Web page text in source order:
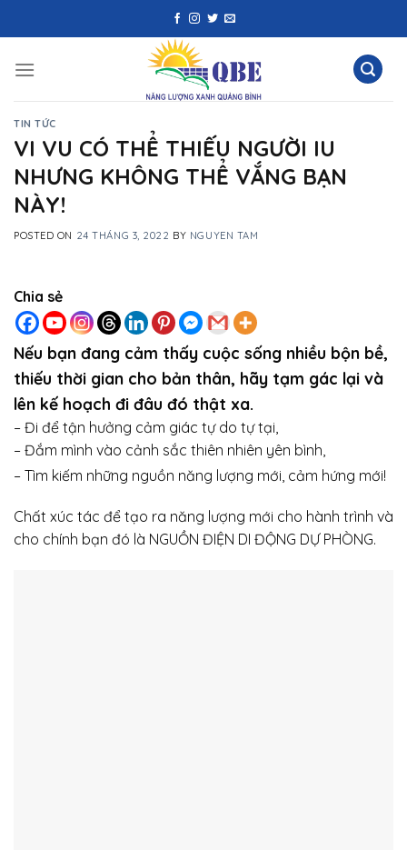
to
TIN TỨC
VI VU CÓ THỂ THIẾU NGƯỜI IU
NHƯNG KHÔNG THỂ VẮNG BẠN
NÀY!
POSTED ON 24 THÁNG 3, 2022 BY NGUYEN TAM
Chia sẻ
Nếu bạn đang cảm thấy cuộc sống nhiều bộn bề,
thiếu thời gian cho bản thân, hãy tạm gác lại và
lên kế hoạch đi đâu đó thật xa.
– Đi để tận hưởng cảm giác tự do tự tại,
– Đắm mình vào cảnh sắc thiên nhiên yên bình,
– Tìm kiếm những nguồn năng lượng mới, cảm hứng mới!
Chất xúc tác để tạo ra năng lượng mới cho hành trình và
cho chính bạn đó là NGUỒN ĐIỆN DI ĐỘNG DỰ PHÒNG.